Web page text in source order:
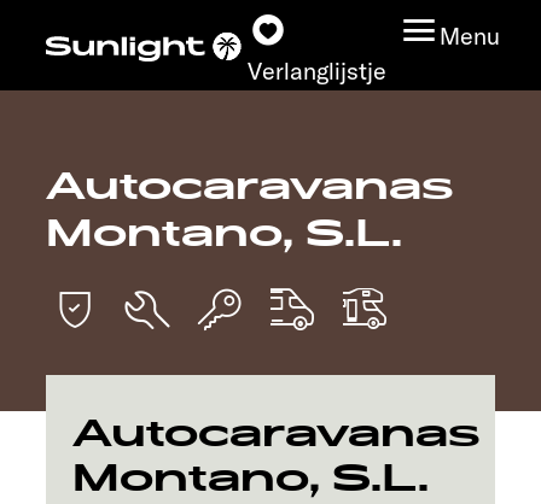
Verlanglijstje
Menu
Modeloverzicht
Vind jouw Sunlight
Ontdek
Autocaravanas
Montano, S.L.
Autocaravanas
Montano, S.L.